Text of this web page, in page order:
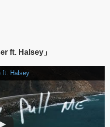
ft. Halsey」
ft. Halsey